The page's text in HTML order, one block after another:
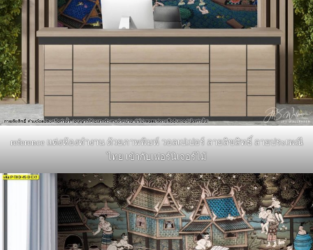
reference แต่งห้องทำงาน ด้วยภาพพิมพ์ วอลเปเปอร์ ลายลิขสิทธิ์ ลายประเพณี
ไทย เข้ากับเฟอร์นิเจอร์ไม้